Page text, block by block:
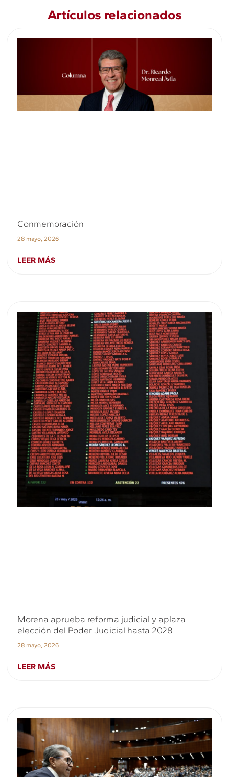
Artículos relacionados
Conmemoración
28 mayo, 2026
LEER MÁS
Morena aprueba reforma judicial y aplaza
elección del Poder Judicial hasta 2028
28 mayo, 2026
LEER MÁS